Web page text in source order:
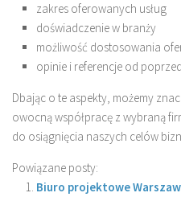
zakres oferowanych usług
doświadczenie w branży
możliwość dostosowania
opinie i referencje od
Dbając o te aspekty, możemy
owocną współpracę z wybraną
do osiągnięcia naszych celów
Powiązane posty:
Biuro projektowe